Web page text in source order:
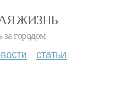
ЖИЗНЬ
городом
статьи